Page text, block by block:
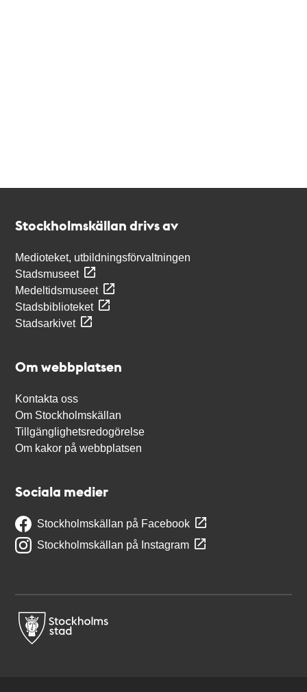
Stockholmskällan drivs av
Medioteket, utbildningsförvaltningen
Stadsmuseet
Medeltidsmuseet
Stadsbiblioteket
Stadsarkivet
Om webbplatsen
Kontakta oss
Om Stockholmskällan
Tillgänglighetsredogörelse
Om kakor på webbplatsen
Sociala medier
Stockholmskällan på Facebook
Stockholmskällan på Instagram